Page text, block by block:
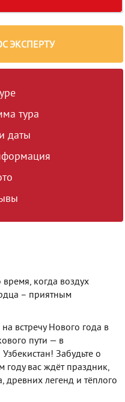
ЭКСПЕРТУ
тура
даты
когда воздух
– приятным
встречу Нового года в
пути — в
Забудьте о
вас ждёт праздник,
древних легенд и тёплого